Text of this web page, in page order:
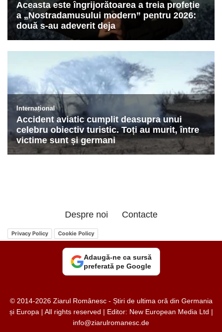
Despre noi Contacte
Privacy Policy Cookie Policy
Adaugă-ne ca sursă
preferată pe Google
© 2014-2026 Ziarul Românesc - Știri de ultima oră din Germania
și Europa | All rights reserved | Editor: New European Media Ltd |
info@ziarulromanesc.de